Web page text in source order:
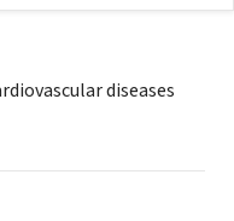
diseases